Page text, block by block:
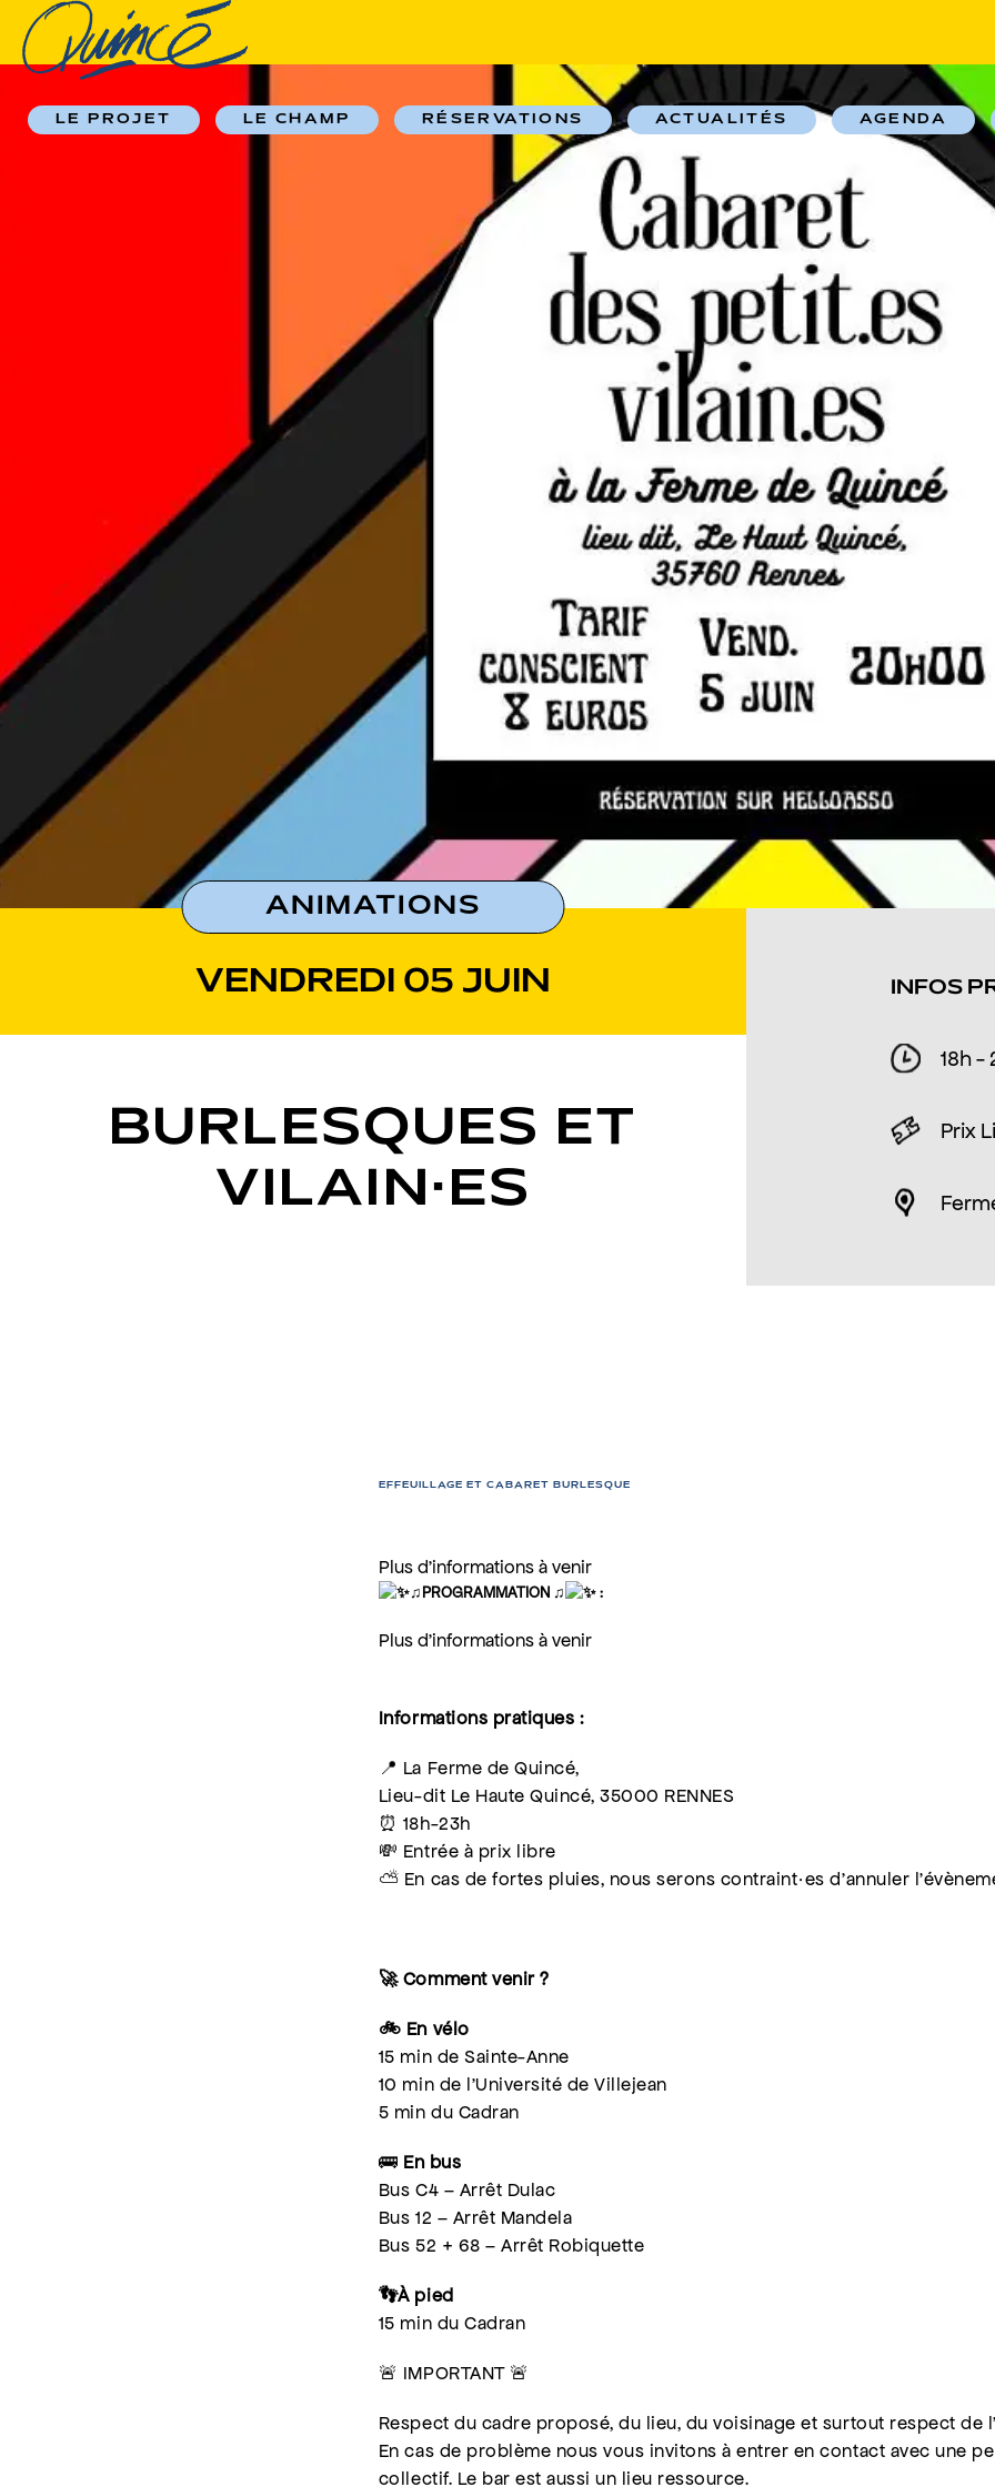
LE PROJET LE CHAMP RÉSERVATIONS ACTUALITÉS AGENDA
ANIMATIONS
VENDREDI 05 JUIN
BURLESQUES ET
VILAIN·ES
INFOS
18h -
Prix
EFFEUILLAGE ET CABARET BURLESQUE
Plus d’informations à venir
♫PROGRAMMATION ♫ :
Plus d’informations à venir
Informations pratiques :
📍 La Ferme de Quincé,
Lieu-dit Le Haute Quincé, 35000 RENNES
⏰ 18h-23h
💸 Entrée à prix libre
⛅️ En cas de fortes pluies, nous serons contraint·es d’annuler
🚀 Comment venir ?
🚲 En vélo
15 min de Sainte-Anne
10 min de l’Université de Villejean
5 min du Cadran
🚌 En bus
Bus C4 – Arrêt Dulac
Bus 12 – Arrêt Mandela
Bus 52 + 68 – Arrêt Robiquette
👣À pied
15 min du Cadran
🚨 IMPORTANT 🚨
Respect du cadre proposé, du lieu, du voisinage et surtout respect de
En cas de problème nous vous invitons à entrer en contact avec une
collectif. Le bar est aussi un lieu ressource.